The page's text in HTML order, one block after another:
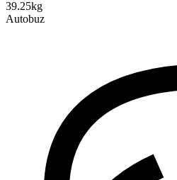
39.25kg
Autobuz